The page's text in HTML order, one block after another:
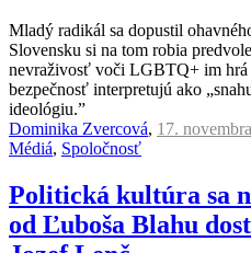
Mladý radikál sa dopustil
Slovensku si na tom robia
nevraživosť voči LGBTQ+ im hrá
bezpečnosť interpretujú ako
ideológiu.”
Dominika Zvercová, 17.
Médiá, Spoločnosť
Politická kultúra sa
od Ľuboša Blahu